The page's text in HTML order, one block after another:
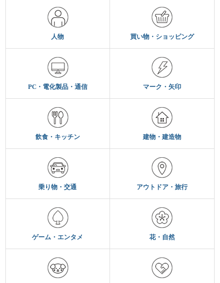
人物 買い物・ショッピング
PC・電化製品・通信 マーク・矢印
飲食・キッチン 建物・建造物
乗り物・交通 アウトドア・旅行
ゲーム・エンタメ 花・自然